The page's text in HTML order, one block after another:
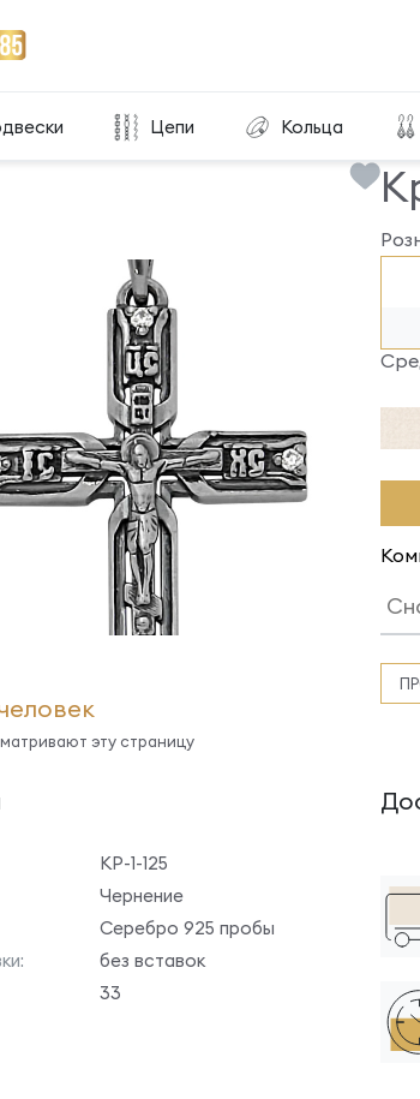
Цепи Кольца
продукции Крест КР-1-125
эту страницу
КР-1-125
Чернение
Серебро 925 пробы
без вставок
33